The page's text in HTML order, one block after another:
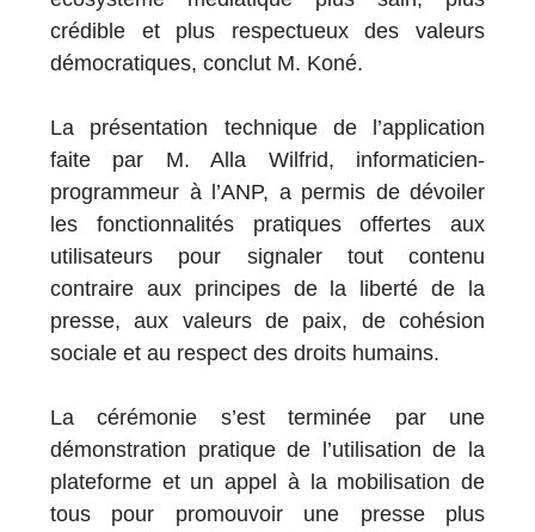
crédible et plus respectueux des valeurs
démocratiques, conclut M. Koné.
La présentation technique de l’application
faite par M. Alla Wilfrid, informaticien-
programmeur à l’ANP, a permis de dévoiler
les fonctionnalités pratiques offertes aux
utilisateurs pour signaler tout contenu
contraire aux principes de la liberté de la
presse, aux valeurs de paix, de cohésion
sociale et au respect des droits humains.
La cérémonie s’est terminée par une
démonstration pratique de l’utilisation de la
plateforme et un appel à la mobilisation de
tous pour promouvoir une presse plus